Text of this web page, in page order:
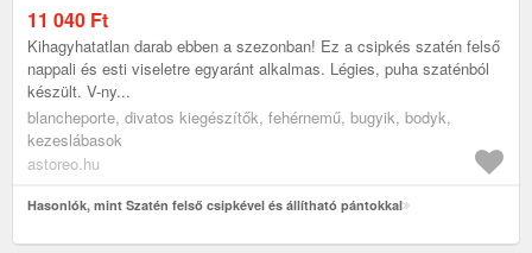
11 040 Ft
Kihagyhatatlan darab ebben a szezonban! Ez a csipkés szatén felső
nappali és esti viseletre egyaránt alkalmas. Légies, puha szaténból
készült. V-ny...
blancheporte, divatos kiegészítők, fehérnemű, bugyik, bodyk,
kezeslábasok
astoreo.hu
Hasonlók, mint Szatén felső csipkével és állítható pántokkal